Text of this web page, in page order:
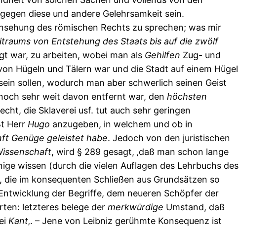
diese und andere Gelehrsamkeit sein.
des römischen Rechts zu sprechen; was mir
von Entstehung des Staats bis auf die zwölf
war, zu arbeiten, wobei man als Gehilfen Zug- und
Hügeln und Tälern war und die Stadt auf einem Hügel
sollen, wodurch man aber schwerlich seinen Geist
sehr weit davon entfernt war, den höchsten
die Sklaverei usf. tut auch sehr geringen
Herr Hugo anzugeben, in welchem und ob in
Genüge geleistet habe. Jedoch von den juristischen
, wird § 289 gesagt, ‚daß man schon lange
wissen (durch die vielen Auflagen des Lehrbuchs des
im konsequenten Schließen aus Grundsätzen so
der Begriffe, dem neueren Schöpfer der
letzteres belege der merkwürdige Umstand, daß
Kant‚. – Jene von Leibniz gerühmte Konsequenz ist